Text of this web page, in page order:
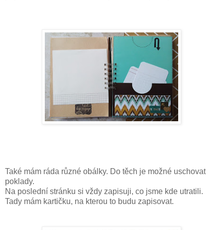
Také mám ráda různé obálky. Do těch je možné uschovat
poklady.
Na poslední stránku si vždy zapisuji, co jsme kde utratili.
Tady mám kartičku, na kterou to budu zapisovat.